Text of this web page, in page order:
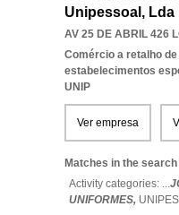
Unipessoal, Lda
AV 25 DE ABRIL 426
Comércio a retalho
estabelecimentos
UNIP
Ver empresa
Matches in the
Activity categories: ...
UNIFORMES,